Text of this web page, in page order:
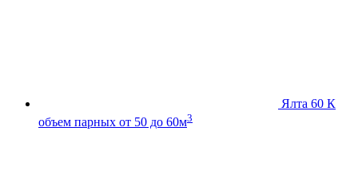
Ялта 60 К
объем парных от 50 до 60м3